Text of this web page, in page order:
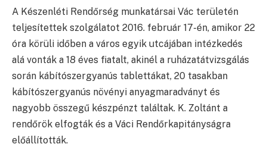
A Készenléti Rendőrség munkatársai Vác területén
teljesítettek szolgálatot 2016. február 17-én, amikor 22
óra körüli időben a város egyik utcájában intézkedés
alá vonták a 18 éves fiatalt, akinél a ruházatátvizsgálás
során kábítószergyanús tablettákat, 20 tasakban
kábítószergyanús növényi anyagmaradványt és
nagyobb összegű készpénzt találtak. K. Zoltánt a
rendőrök elfogták és a Váci Rendőrkapitányságra
előállították.